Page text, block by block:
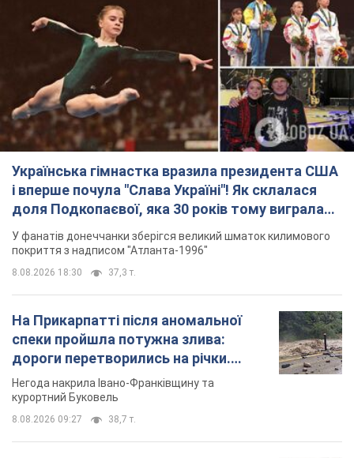
Українська гімнастка вразила президента США
і вперше почула "Слава Україні"! Як склалася
доля Подкопаєвої, яка 30 років тому виграла
"золото" Олімпіади
У фанатів донеччанки зберігся великий шматок килимового
покриття з надписом "Атланта-1996"
8.08.2026 18:30 37,3 т.
На Прикарпатті після аномальної
спеки пройшла потужна злива:
дороги перетворились на річки.
Відео
Негода накрила Івано-Франківщину та
курортний Буковель
8.08.2026 09:27 38,7 т.